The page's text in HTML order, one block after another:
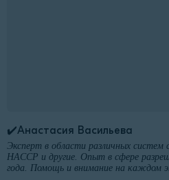
✔️Анастасия Васильева
Эксперт в области различных систем
HACCP и другие. Опыт в сфере
года. Помощь и внимание на каждом